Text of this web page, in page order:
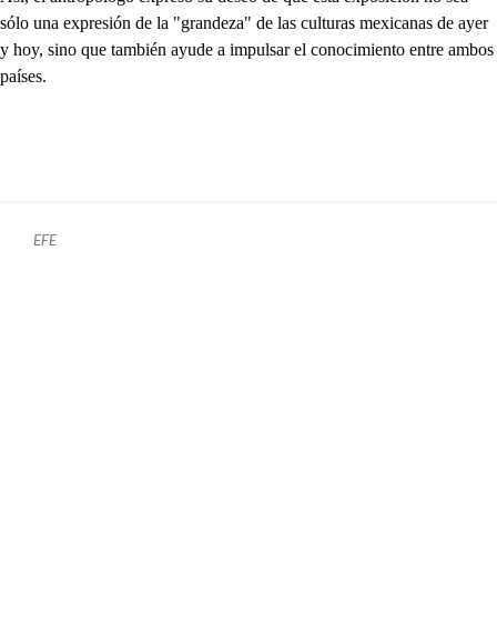
sólo una expresión de la "grandeza" de las culturas mexicanas de ayer
y hoy, sino que también ayude a impulsar el conocimiento entre ambos
países.
EFE